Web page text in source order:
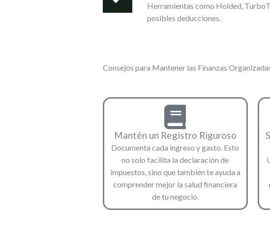
Herramientas como Holded,
posibles deducciones.
Consejos para Mantener las Finanzas
Mantén un Registro Riguroso
Documenta cada ingreso y gasto. Esto
no solo facilita la declaración de
impuestos, sino que también te ayuda a
comprender mejor la salud financiera
de tu negocio.